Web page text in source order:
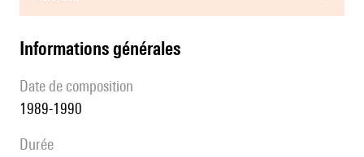
informations générales
date de composition
1989-1990
durée